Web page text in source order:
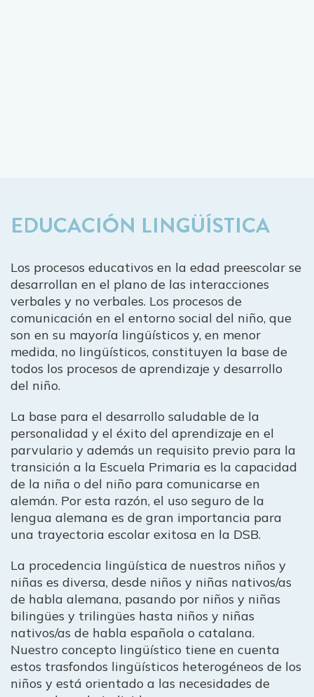
EDUCACIÓN LINGÜÍSTICA
Los procesos educativos en la edad preescolar se
desarrollan en el plano de las interacciones
verbales y no verbales. Los procesos de
comunicación en el entorno social del niño, que
son en su mayoría lingüísticos y, en menor
medida, no lingüísticos, constituyen la base de
todos los procesos de aprendizaje y desarrollo
del niño.
La base para el desarrollo saludable de la
personalidad y el éxito del aprendizaje en el
parvulario y además un requisito previo para la
transición a la Escuela Primaria es la capacidad
de la niña o del niño para comunicarse en
alemán. Por esta razón, el uso seguro de la
lengua alemana es de gran importancia para
una trayectoria escolar exitosa en la DSB.
La procedencia lingüística de nuestros niños y
niñas es diversa, desde niños y niñas nativos/as
de habla alemana, pasando por niños y niñas
bilingües y trilingües hasta niños y niñas
nativos/as de habla española o catalana.
Nuestro concepto lingüístico tiene en cuenta
estos trasfondos lingüísticos heterogéneos de los
niños y está orientado a las necesidades de